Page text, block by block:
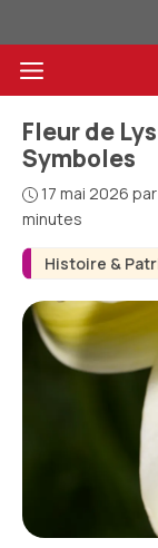
au
contenuMenu
Histoire &
Fleur de
Symboles
17 mai 2026 par
minutes